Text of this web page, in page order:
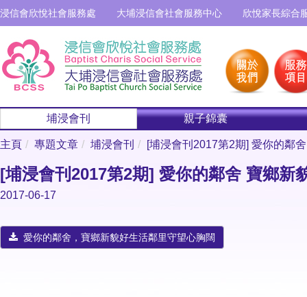
浸信會欣悅社會服務處 大埔浸信會社會服務中心 欣悅家長綜合
埔浸會刊 親子錦囊
主頁 專題文章 埔浸會刊 [埔浸會刊2017第2期] 愛你的鄰
[埔浸會刊2017第2期] 愛你的鄰舍 寶鄉新
2017-06-17
愛你的鄰舍，寶鄉新貌好生活鄰里守望心胸闊